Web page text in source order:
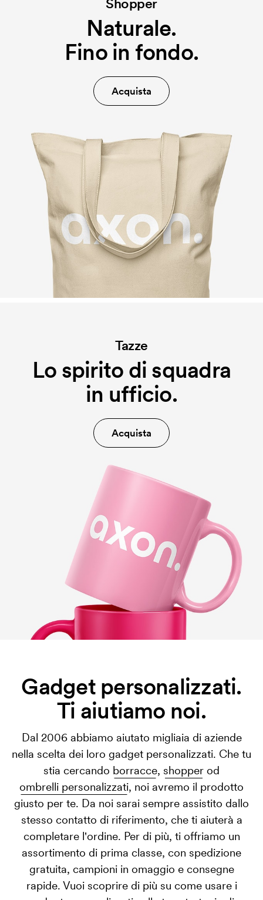
Naturale.
Fino in fondo.
Acquista
Tazze
Lo spirito di squadra
in ufficio.
Acquista
Gadget personalizzati.
Ti aiutiamo noi.
Dal 2006 abbiamo aiutato migliaia di aziende
nella scelta dei loro gadget personalizzati. Che tu
stia cercando borracce, shopper od
ombrelli personalizzati, noi avremo il prodotto
giusto per te. Da noi sarai sempre assistito dallo
stesso contatto di riferimento, che ti aiuterà a
completare l'ordine. Per di più, ti offriamo un
assortimento di prima classe, con spedizione
gratuita, campioni in omaggio e consegne
rapide. Vuoi scoprire di più su come usare i